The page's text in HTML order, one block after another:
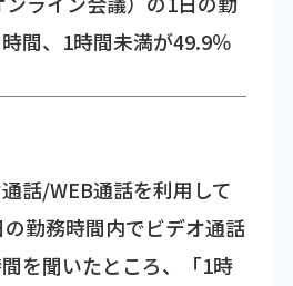
間、1時間未満が49.9％
話/WEB通話を利用して
勤務時間内でビデオ通話
を聞いたところ、「1時